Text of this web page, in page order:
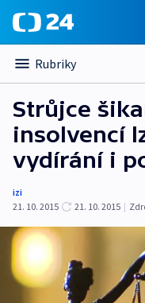
Rubriky
Strůjce
insolvencí
vydírání i
izi
21. 10. 2015
21. 10. 2015 |